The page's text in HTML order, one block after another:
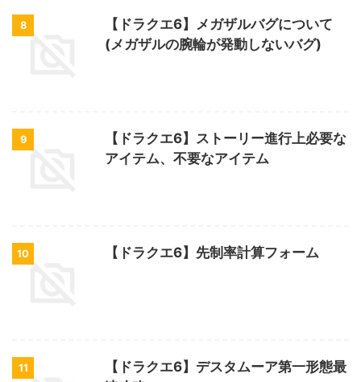
8
【ドラクエ6】メガザルバグについて
(メガザルの腕輪が発動しないバグ)
9
【ドラクエ6】ストーリー進行上必要な
アイテム、不要なアイテム
10 【ドラクエ6】先制率計算フォーム
11
【ドラクエ6】デスタムーア第一形態最